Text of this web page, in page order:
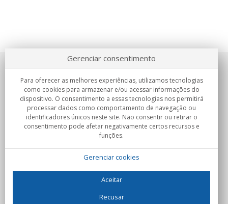
Sobre nosotros
Compromissos
Compras
Gerenciar consentimento
Para oferecer as melhores experiências, utilizamos tecnologias
como cookies para armazenar e/ou acessar informações do
dispositivo. O consentimento a essas tecnologias nos permitirá
processar dados como comportamento de navegação ou
identificadores únicos neste site. Não consentir ou retirar o
consentimento pode afetar negativamente certos recursos e
funções.
Gerenciar cookies
Aceitar
Recusar